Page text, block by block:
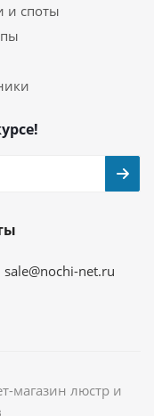
и споты
sale@nochi-net.ru
магазин люстр и